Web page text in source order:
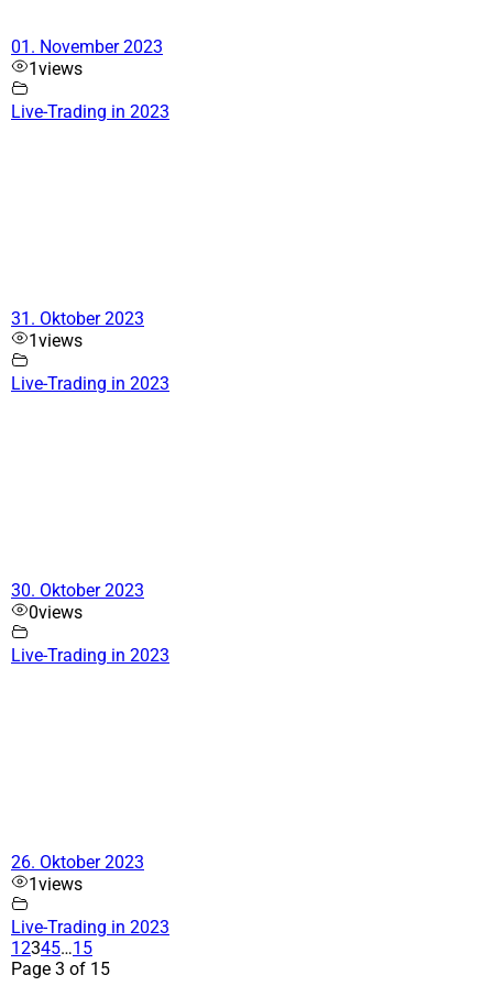
01. November 2023
1views
Live-Trading in 2023
31. Oktober 2023
1views
Live-Trading in 2023
30. Oktober 2023
0views
Live-Trading in 2023
26. Oktober 2023
1views
Live-Trading in 2023
12345…15
Page 3 of 15